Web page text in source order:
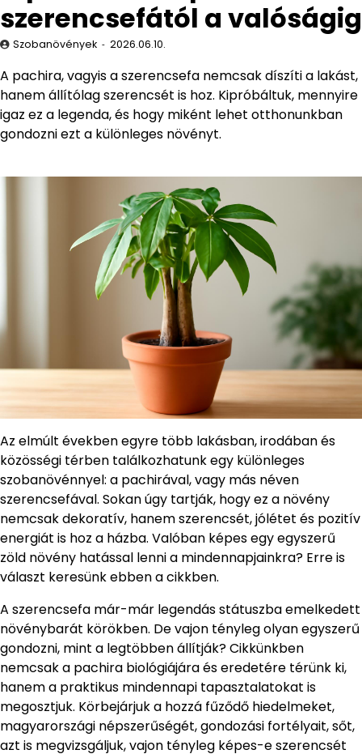
szerencsefától a valóságig
Szobanövények 2026.06.10.
A pachira, vagyis a szerencsefa nemcsak díszíti a lakást,
hanem állítólag szerencsét is hoz. Kipróbáltuk, mennyire
igaz ez a legenda, és hogy miként lehet otthonunkban
gondozni ezt a különleges növényt.
Az elmúlt években egyre több lakásban, irodában és
közösségi térben találkozhatunk egy különleges
szobanövénnyel: a pachirával, vagy más néven
szerencsefával. Sokan úgy tartják, hogy ez a növény
nemcsak dekoratív, hanem szerencsét, jólétet és pozitív
energiát is hoz a házba. Valóban képes egy egyszerű
zöld növény hatással lenni a mindennapjainkra? Erre is
választ keresünk ebben a cikkben.
A szerencsefa már-már legendás státuszba emelkedett
növénybarát körökben. De vajon tényleg olyan egyszerű
gondozni, mint a legtöbben állítják? Cikkünkben
nemcsak a pachira biológiájára és eredetére térünk ki,
hanem a praktikus mindennapi tapasztalatokat is
megosztjuk. Körbejárjuk a hozzá fűződő hiedelmeket,
magyarországi népszerűségét, gondozási fortélyait, sőt,
azt is megvizsgáljuk, vajon tényleg képes-e szerencsét